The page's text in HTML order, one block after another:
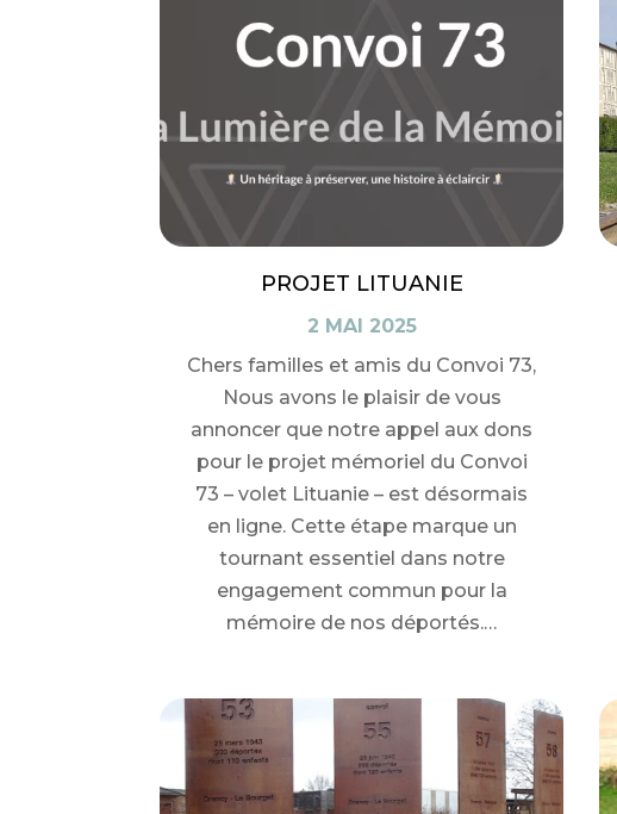
PROJET LITUANIE
2 MAI 2025
Chers familles et amis du Convoi 73,
Nous avons le plaisir de vous
annoncer que notre appel aux dons
pour le projet mémoriel du Convoi
73 – volet Lituanie – est désormais
en ligne. Cette étape marque un
tournant essentiel dans notre
engagement commun pour la
mémoire de nos déportés.…